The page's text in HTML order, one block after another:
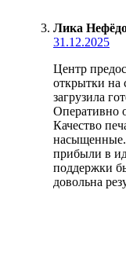
Лика
31.12.2025
Центр
открытки на
загрузила
Оперативно
Качество
насыщенные.
прибыли в
поддержки
довольна